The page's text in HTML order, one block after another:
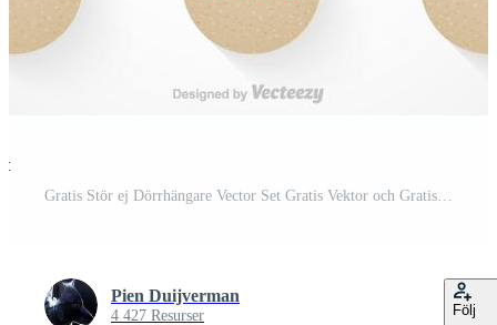
Pien Duijverman
4 427 Resurser Följ